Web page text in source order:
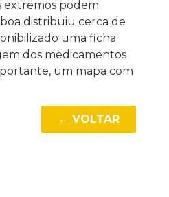
extremos podem
distribuiu cerca de
uma ficha
dos medicamentos
um mapa com
← VOLTAR